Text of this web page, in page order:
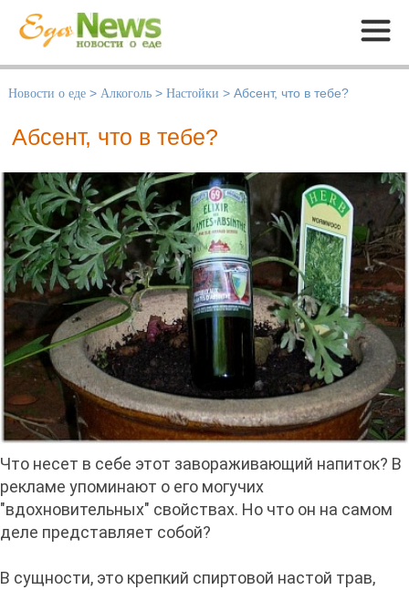
Меню
Новости о еде > Алкоголь > Настойки > Абсент, что в тебе?
Абсент, что в тебе?
Что несет в себе этот завораживающий напиток? В
рекламе упоминают о его могучих
"вдохновительных" свойствах. Но что он на самом
деле представляет собой?
В сущности, это крепкий спиртовой настой трав,